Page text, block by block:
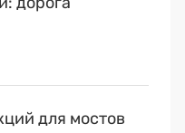
для мостов